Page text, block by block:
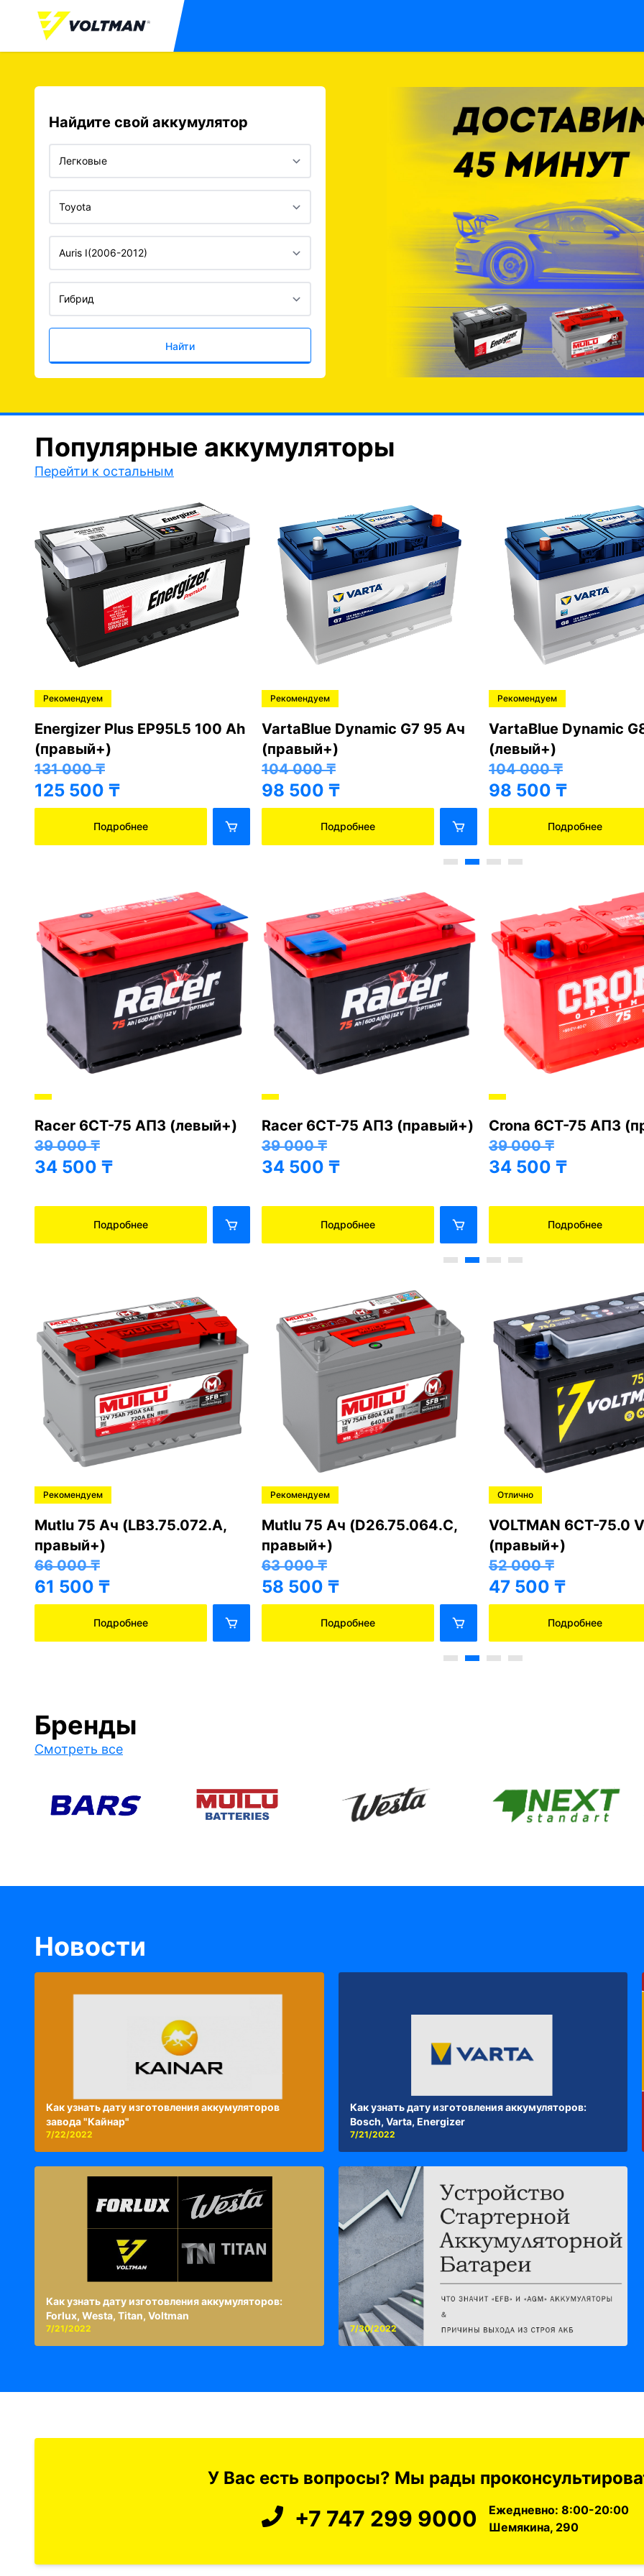
Найдите свой аккумулятор
Найти
Популярные аккумуляторы
Перейти к остальным
Рекомендуем
Energizer Plus EP95L5 100 Ah
(правый+)
131 000₸
125 500 ₸
Подробнее
Рекомендуем
VartaBlue Dynamic G7 95 Ач
(правый+)
104 000₸
98 500 ₸
Подробнее
Рекомендуем
VartaBlue Dynamic
(левый+)
104 000₸
98 500 ₸
Подробнее
Racer 6СТ-75 АПЗ (левый+)
39 000₸
34 500 ₸
Подробнее
Racer 6СТ-75 АПЗ (правый+)
39 000₸
34 500 ₸
Подробнее
Crona 6СТ-75 АПЗ
39 000₸
34 500 ₸
Подробнее
Рекомендуем
Mutlu 75 Ач (LB3.75.072.A,
правый+)
66 000₸
61 500 ₸
Подробнее
Рекомендуем
Mutlu 75 Ач (D26.75.064.C,
правый+)
63 000₸
58 500 ₸
Подробнее
Отлично
VOLTMAN 6CT-75.0
(правый+)
52 000₸
47 500 ₸
Подробнее
Бренды
Смотреть все
Новости
Как узнать дату изготовления аккумуляторов
завода "Кайнар"
7/22/2022
Как узнать дату изготовления аккумуляторов:
Bosch, Varta, Energizer
7/21/2022
Как узнать дату изготовления аккумуляторов:
Forlux, Westa, Titan, Voltman
7/21/2022 7/30/2022
У Вас есть вопросы? Мы рады
+7 747 299 9000
Ежедневно: 8:00-20:00
Шемякина, 290